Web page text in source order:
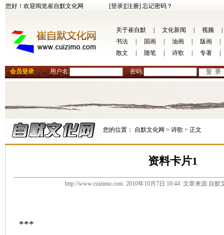
您好！欢迎阅览崔自默文化网 [登录][注册] 忘记密码？
关于崔自默 文化新闻 视频
书法
国画 油画 版画
散文
随笔 诗歌 专著
会员登录 用户名: 密码:
您的位置： 自默文化网 > 诗歌 > 正文
资料卡片1
http://www.cuizimo.com 2010年10月7日 10:44 文章来源:自
***